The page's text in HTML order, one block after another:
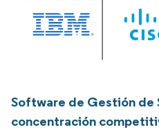
Software de Gestión de
concentración